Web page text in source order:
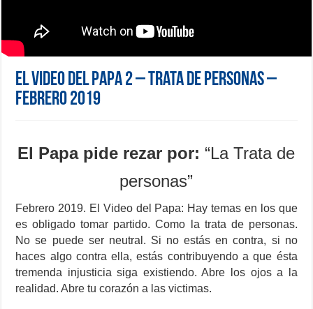
El Video del Papa 2 – Trata de personas –
Febrero 2019
El Papa pide rezar por:“La Trata de
personas”
Febrero 2019. El Video del Papa: Hay temas en los que
es obligado tomar partido. Como la trata de personas.
No se puede ser neutral. Si no estás en contra, si no
haces algo contra ella, estás contribuyendo a que ésta
tremenda injusticia siga existiendo. Abre los ojos a la
realidad. Abre tu corazón a las victimas.